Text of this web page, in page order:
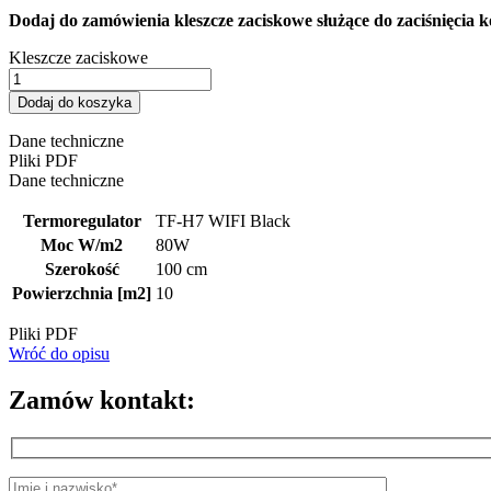
Dodaj do zamówienia kleszcze zaciskowe służące do zaciśnięcia
Kleszcze zaciskowe
Dodaj do koszyka
Dane techniczne
Pliki PDF
Dane techniczne
Termoregulator
TF-H7 WIFI Black
Moc W/m2
80W
Szerokość
100 cm
Powierzchnia [m2] 10
Pliki PDF
Wróć do opisu
Zamów kontakt: